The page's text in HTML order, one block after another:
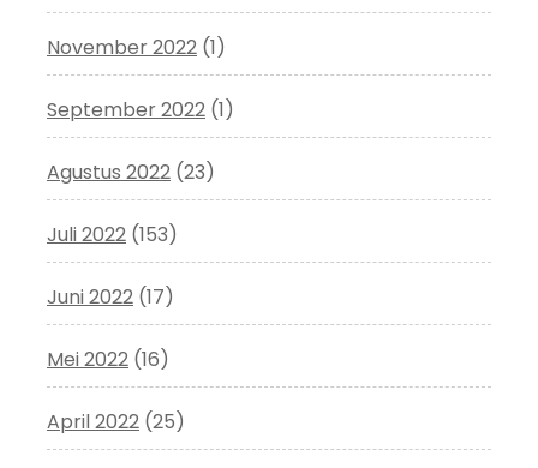
November 2022 (1)
September 2022 (1)
Agustus 2022 (23)
Juli 2022 (153)
Juni 2022 (17)
Mei 2022 (16)
April 2022 (25)